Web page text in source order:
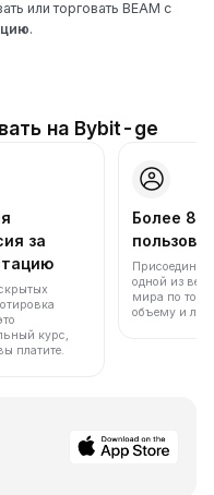
или торговать BEAM с
.
на Bybit-ge
за
курс,
платите.
Более 86
одной из
мира по
объему и